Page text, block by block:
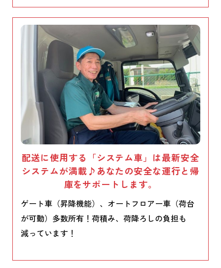
配送に使用する「システム車」は最新安全
システムが満載♪あなたの安全な運行と帰
庫をサポートします。
ゲート車（昇降機能）、オートフロアー車（荷台
が可動）多数所有！荷積み、荷降ろしの負担も
減っています！